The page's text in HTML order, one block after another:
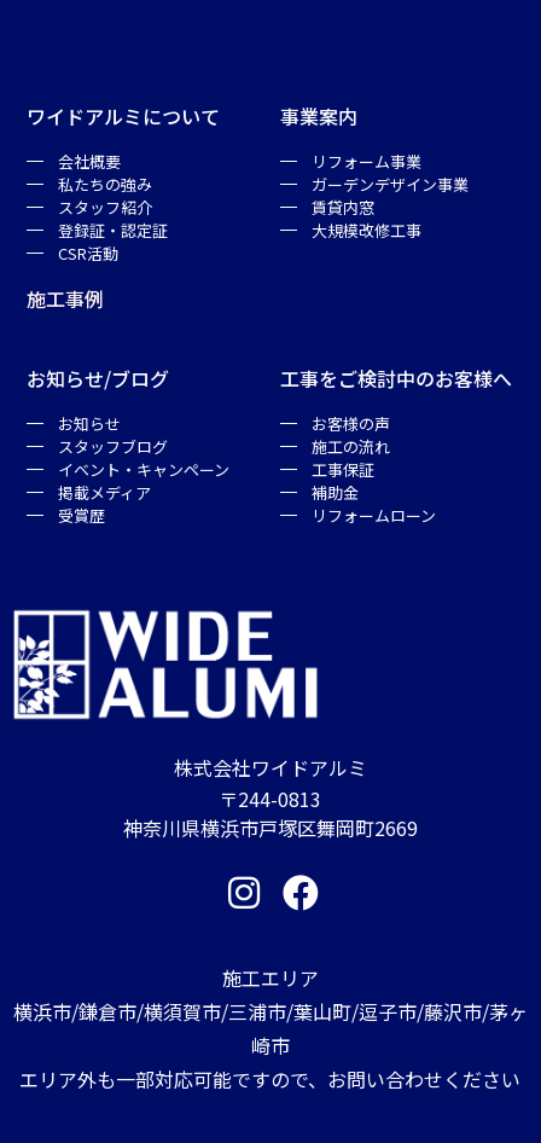
ワイドアルミについて
会社概要
私たちの強み
スタッフ紹介
登録証・認定証
CSR活動
施工事例
事業案内
リフォーム事業
ガーデンデザイン事業
賃貸内窓
大規模改修工事
お知らせ/ブログ
お知らせ
スタッフブログ
イベント・キャンペーン
掲載メディア
受賞歴
工事をご検討中のお客様へ
お客様の声
施工の流れ
工事保証
補助金
リフォームローン
株式会社ワイドアルミ
〒244-0813
神奈川県横浜市戸塚区舞岡町2669
施工エリア
横浜市/鎌倉市/横須賀市/三浦市/葉山町/逗子市/藤沢市/茅ヶ
崎市
エリア外も一部対応可能ですので、お問い合わせください